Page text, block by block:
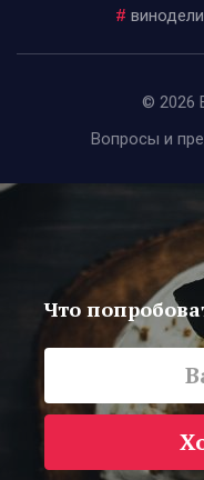
#
© 2026
Вопросы и
Что